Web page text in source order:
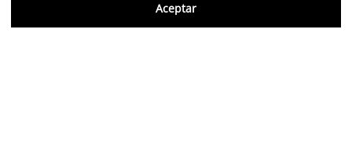
Aceptar